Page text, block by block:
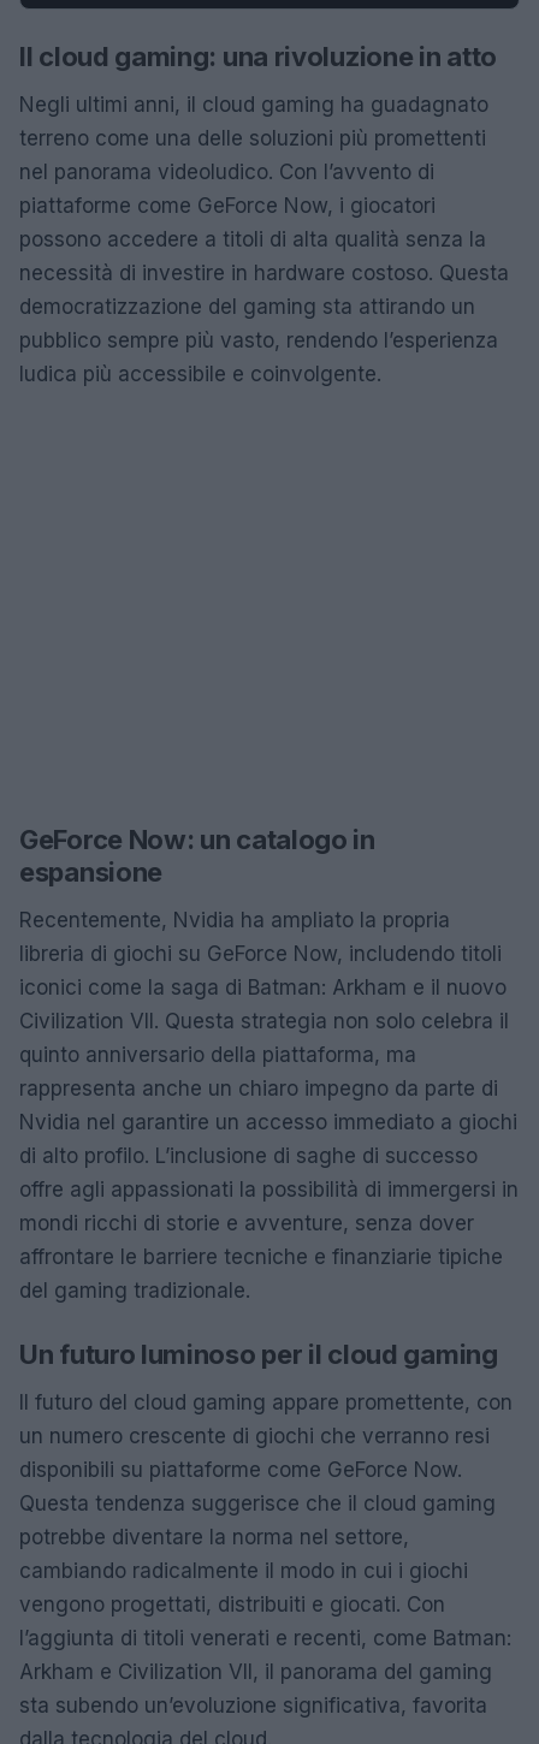
Il cloud gaming: una rivoluzione in atto
Negli ultimi anni, il cloud gaming ha guadagnato
terreno come una delle soluzioni più promettenti
nel panorama videoludico. Con l’avvento di
piattaforme come GeForce Now, i giocatori
possono accedere a titoli di alta qualità senza la
necessità di investire in hardware costoso. Questa
democratizzazione del gaming sta attirando un
pubblico sempre più vasto, rendendo l’esperienza
ludica più accessibile e coinvolgente.
GeForce Now: un catalogo in
espansione
Recentemente, Nvidia ha ampliato la propria
libreria di giochi su GeForce Now, includendo titoli
iconici come la saga di Batman: Arkham e il nuovo
Civilization VII. Questa strategia non solo celebra il
quinto anniversario della piattaforma, ma
rappresenta anche un chiaro impegno da parte di
Nvidia nel garantire un accesso immediato a giochi
di alto profilo. L’inclusione di saghe di successo
offre agli appassionati la possibilità di immergersi in
mondi ricchi di storie e avventure, senza dover
affrontare le barriere tecniche e finanziarie tipiche
del gaming tradizionale.
Un futuro luminoso per il cloud gaming
Il futuro del cloud gaming appare promettente, con
un numero crescente di giochi che verranno resi
disponibili su piattaforme come GeForce Now.
Questa tendenza suggerisce che il cloud gaming
potrebbe diventare la norma nel settore,
cambiando radicalmente il modo in cui i giochi
vengono progettati, distribuiti e giocati. Con
l’aggiunta di titoli venerati e recenti, come Batman:
Arkham e Civilization VII, il panorama del gaming
sta subendo un’evoluzione significativa, favorita
dalla tecnologia del cloud.